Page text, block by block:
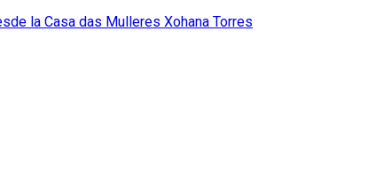
la Casa das Mulleres Xohana Torres